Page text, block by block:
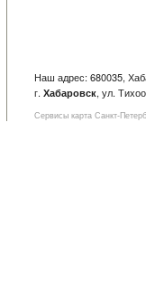
Наш адрес: 680035,
г. Хабаровск, ул.
Сервисы карта Санкт-